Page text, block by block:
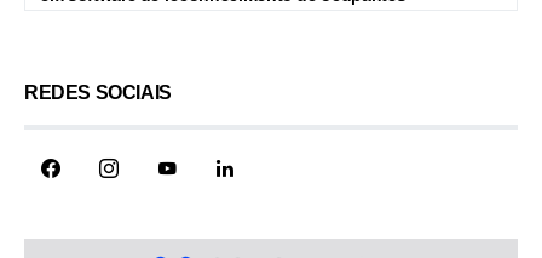
REDES SOCIAIS